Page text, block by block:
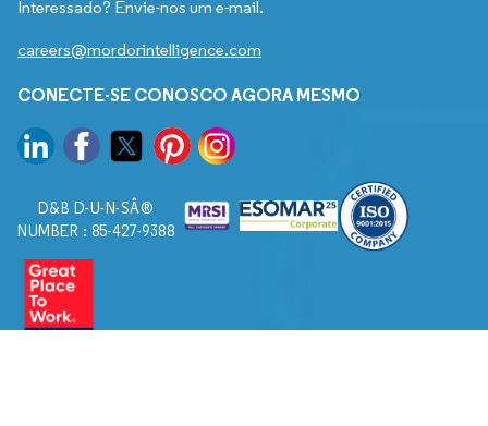
Interessado? Envie-nos um e-mail.
careers@mordorintelligence.com
CONECTE-SE CONOSCO AGORA MESMO
D&B D-U-N-SÂ®
NUMBER : 85-427-9388